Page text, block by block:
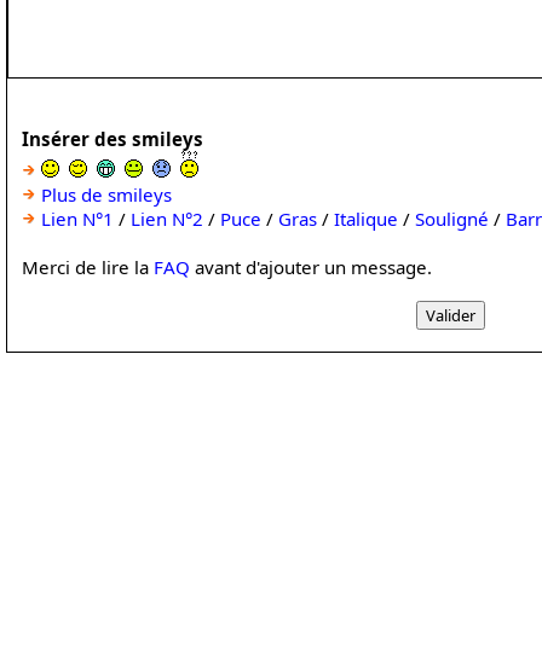
Insérer des smileys
Plus de smileys
Lien N°1 / Lien N°2 / Puce / Gras / Italique / Souligné /
Merci de lire la FAQ avant d'ajouter un message.